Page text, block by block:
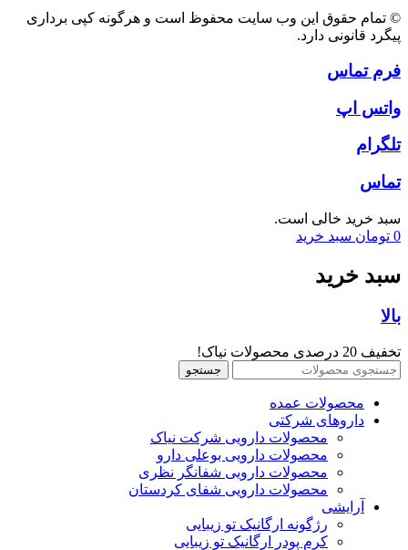
© تمام حقوق این وب سایت محفوظ است و هرگونه کپی برداری
پیگرد قانونی دارد.
فرم تماس
واتس اپ
تلگرام
تماس
سبد خرید خالی است.
0 تومان سبد خرید
سبد خرید
بالا
تخفیف 20 درصدی محصولات نیاک!
جستجو
محصولات عمده
داروهای شرکتی
محصولات دارویی شرکت نیاک
محصولات دارویی بوعلی دارو
محصولات دارویی شفانگر نظری
محصولات دارویی شفای کردستان
آرایشی
رژگونه ارگانیک تو زیبایی
کرم پودر ارگانیک تو زیبایی